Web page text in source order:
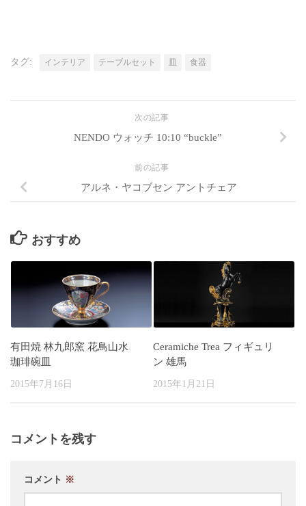
タグ: インテリア テーブルセット 皿 食器
次の記事
NENDO ウォッチ 10:10 “buckle”
前の記事
アルネ・ヤコブセン アントチェア
おすすめ
有田焼 林九郎窯 花鳥山水
珈琲碗皿
2015年7月16日
Ceramiche Trea フィギュリ
ン 雄馬
2015年1月21日
コメントを残す
コメント ※